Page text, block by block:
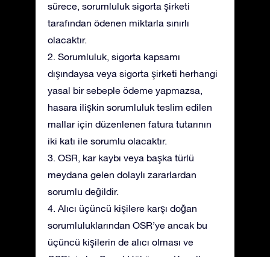
sürece, sorumluluk sigorta şirketi
tarafından ödenen miktarla sınırlı
olacaktır.
2. Sorumluluk, sigorta kapsamı
dışındaysa veya sigorta şirketi herhangi
yasal bir sebeple ödeme yapmazsa,
hasara ilişkin sorumluluk teslim edilen
mallar için düzenlenen fatura tutarının
iki katı ile sorumlu olacaktır.
3. OSR, kar kaybı veya başka türlü
meydana gelen dolaylı zararlardan
sorumlu değildir.
4. Alıcı üçüncü kişilere karşı doğan
sorumluluklarından OSR’ye ancak bu
üçüncü kişilerin de alıcı olması ve